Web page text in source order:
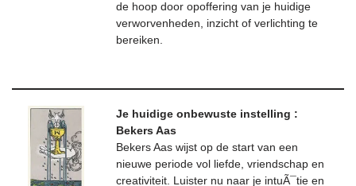
de hoop door opoffering van je huidige
verworvenheden, inzicht of verlichting te
bereiken.
Je huidige onbewuste instelling :
Bekers Aas
Bekers Aas wijst op de start van een
nieuwe periode vol liefde, vriendschap en
creativiteit. Luister nu naar je intuÃ¯tie en